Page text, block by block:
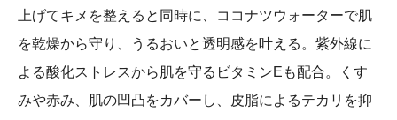
上げてキメを整えると同時に、ココナツウォーターで肌
を乾燥から守り、うるおいと透明感を叶える。紫外線に
よる酸化ストレスから肌を守るビタミンEも配合。くす
みや赤み、肌の凹凸をカバーし、皮脂によるテカリを抑